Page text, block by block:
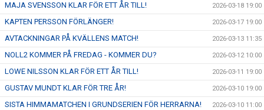
MAJA SVENSSON KLAR FÖR ETT ÅR TILL! 2026-03-18 19:00
KAPTEN PERSSON FÖRLÄNGER! 2026-03-17 19:00
AVTACKNINGAR PÅ KVÄLLENS MATCH! 2026-03-13 11:35
NOLL2 KOMMER PÅ FREDAG - KOMMER DU? 2026-03-12 10:00
LOWE NILSSON KLAR FÖR ETT ÅR TILL! 2026-03-11 19:00
GUSTAV MUNDT KLAR FÖR TRE ÅR! 2026-03-10 19:00
SISTA HIMMAMATCHEN I GRUNDSERIEN FÖR HERRARNA! 2026-03-10 11:00